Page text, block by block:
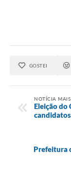
GOSTEI
NOTÍCIA MAIS
Eleição do
candidatos
Prefeitura